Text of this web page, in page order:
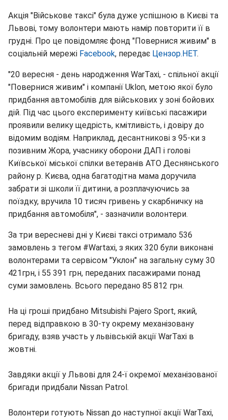
Акція "Військове таксі" була дуже успішною в Києві та
Львові, тому волонтери мають намір повторити її в
грудні. Про це повідомляє фонд "Повернися живим" в
соціальній мережі Facebook, передає Цензор.НЕТ.
"20 вересня - день народження WarTaxi, - спільної акції
"Повернися живим" і компанії Uklon, метою якої було
придбання автомобілів для військових у зоні бойових
дій. Під час цього експерименту київські пасажири
проявили велику щедрість, кмітливість, і довіру до
відомим водіям. Наприклад, десантникові з 95-ки з
позивним Жора, учаснику оборони ДАП і голові
Київської міської спілки ветеранів АТО Деснянського
району р. Києва, одна багатодітна мама доручила
забрати зі школи її дитини, а розплачуючись за
поїздку, вручила 10 тисяч гривень у скарбничку на
придбання автомобіля", - зазначили волонтери.
За три вересневі дні у Києві таксі отримало 536
замовлень з тегом #Wartaxi, з яких 320 були виконані
волонтерами та сервісом "Уклон" на загальну суму 30
421грн, і 55 391 грн, переданих пасажирами понад
суми замовлень. Всього передано 85 812 грн.
На ці гроші придбано Mitsubishi Pajero Sport, який,
перед відправкою в 30-ту окрему механізовану
бригаду, взяв участь у львівській акції WarTaxi в
жовтні.
Завдяки акції у Львові для 24-ї окремої механізованої
бригади придбали Nissan Patrol.
Волонтери готують Nissan до наступної акції WarTaxi,